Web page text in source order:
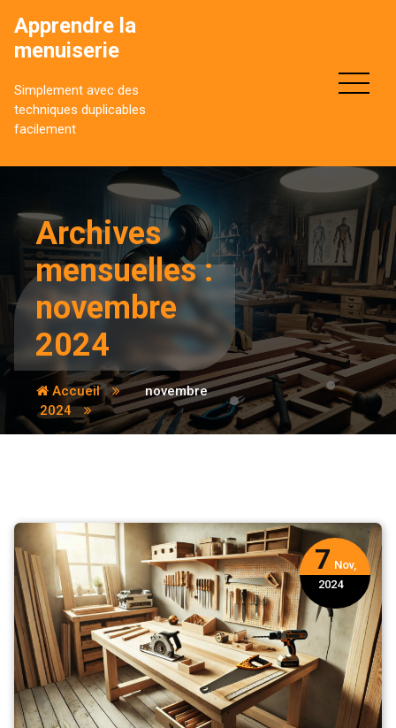
contenu
Apprendre la
menuiserie
Simplement avec des
techniques duplicables
facilement
Archives
mensuelles :
novembre
2024
Accueil
2024
novembre
7 Nov,
2024